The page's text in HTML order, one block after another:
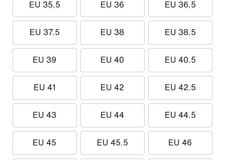
EU 35.5 EU 36 EU 36.5
EU 37.5 EU 38 EU 38.5
EU 39 EU 40 EU 40.5
EU 41 EU 42 EU 42.5
EU 43 EU 44 EU 44.5
EU 45 EU 45.5 EU 46